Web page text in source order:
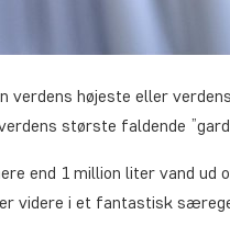
verdens højeste eller
største faldende
end 1 million liter vand ud
videre i et fantastisk